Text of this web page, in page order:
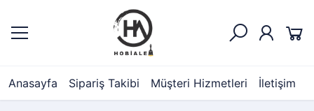
Anasayfa Sipariş Takibi Müşteri Hizmetleri İletişim